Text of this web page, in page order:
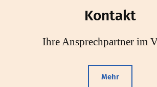
Kontakt
Ihre Ansprechpartner im
Mehr